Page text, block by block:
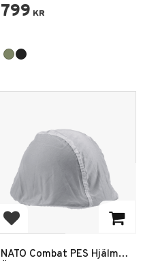
799 KR
Add to favorites
NATO Combat PES Hjälm